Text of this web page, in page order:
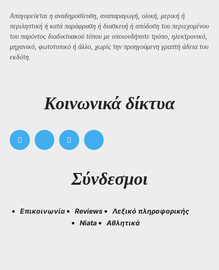
Απαγορεύεται η αναδημοσίευση, αναπαραγωγή, ολική, μερική ή
περιληπτική ή κατά παράφραση ή διασκευή ή απόδοση του περιεχομένου
του παρόντος διαδικτυακού τόπου με οποιονδήποτε τρόπο, ηλεκτρονικό,
μηχανικό, φωτοτυπικό ή άλλο, χωρίς την προηγούμενη γραπτή άδεια του
εκδότη.
Kοινωνικά δίκτυα
Σύνδεσμοι
Επικοινωνία Reviews
Λεξικό πληροφορικής
Niata
Αθλητικά